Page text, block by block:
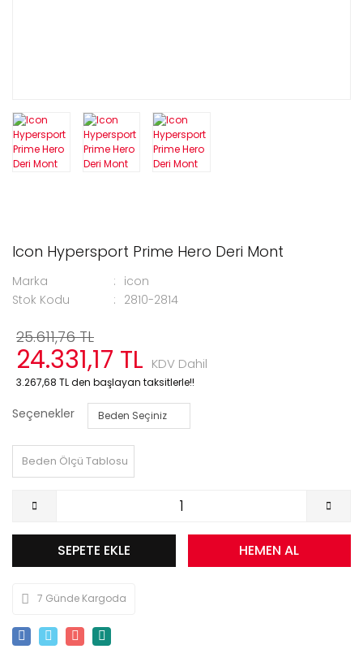
Icon Hypersport Prime Hero Deri Mont
Marka
icon
Stok Kodu
2810-2814
25.611,76 TL
24.331,17 TL KDV Dahil
3.267,68 TL den başlayan taksitlerle!!
Seçenekler
Beden Ölçü Tablosu
SEPETE EKLE HEMEN AL
7 Günde Kargoda